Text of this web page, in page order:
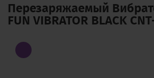
Перезаряжаемый
FUN VIBRATOR BLACK